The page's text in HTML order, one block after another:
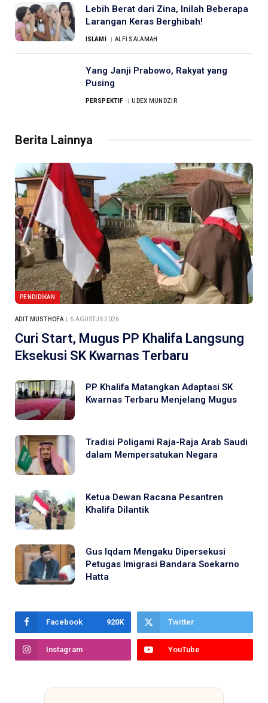
Lebih Berat dari Zina, Inilah Beberapa
Larangan Keras Berghibah!
ISLAMI ALFI SALAMAH
Yang Janji Prabowo, Rakyat yang
Pusing
PERSPEKTIF UDEX MUNDZIR
Berita Lainnya
PENDIDIKAN
ADIT MUSTHOFA 6 AGUSTUS 2026
Curi Start, Mugus PP Khalifa Langsung
Eksekusi SK Kwarnas Terbaru
PP Khalifa Matangkan Adaptasi SK
Kwarnas Terbaru Menjelang Mugus
Tradisi Poligami Raja-Raja Arab Saudi
dalam Mempersatukan Negara
Ketua Dewan Racana Pesantren
Khalifa Dilantik
Gus Iqdam Mengaku Dipersekusi
Petugas Imigrasi Bandara Soekarno
Hatta
Facebook 920K Twitter
Instagram YouTube